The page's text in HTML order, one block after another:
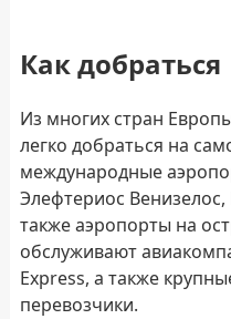
Как добраться
Из многих стран
легко добраться на
международные
Элефтериос
также аэропорты на
обслуживают
Express, а также
перевозчики.